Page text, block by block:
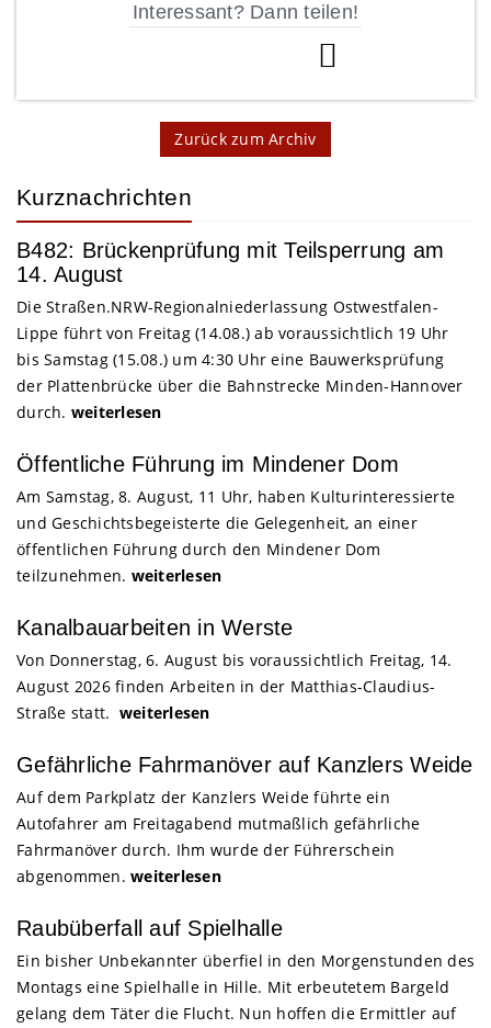
Interessant? Dann teilen!
Zurück zum Archiv
Kurznachrichten
B482: Brückenprüfung mit Teilsperrung am
14. August
Die Straßen.NRW-Regionalniederlassung Ostwestfalen-
Lippe führt von Freitag (14.08.) ab voraussichtlich 19 Uhr
bis Samstag (15.08.) um 4:30 Uhr eine Bauwerksprüfung
der Plattenbrücke über die Bahnstrecke Minden-Hannover
durch. weiterlesen
Öffentliche Führung im Mindener Dom
Am Samstag, 8. August, 11 Uhr, haben Kulturinteressierte
und Geschichtsbegeisterte die Gelegenheit, an einer
öffentlichen Führung durch den Mindener Dom
teilzunehmen. weiterlesen
Kanalbauarbeiten in Werste
Von Donnerstag, 6. August bis voraussichtlich Freitag, 14.
August 2026 finden Arbeiten in der Matthias-Claudius-
Straße statt. weiterlesen
Gefährliche Fahrmanöver auf Kanzlers Weide
Auf dem Parkplatz der Kanzlers Weide führte ein
Autofahrer am Freitagabend mutmaßlich gefährliche
Fahrmanöver durch. Ihm wurde der Führerschein
abgenommen. weiterlesen
Raubüberfall auf Spielhalle
Ein bisher Unbekannter überfiel in den Morgenstunden des
Montags eine Spielhalle in Hille. Mit erbeutetem Bargeld
gelang dem Täter die Flucht. Nun hoffen die Ermittler auf